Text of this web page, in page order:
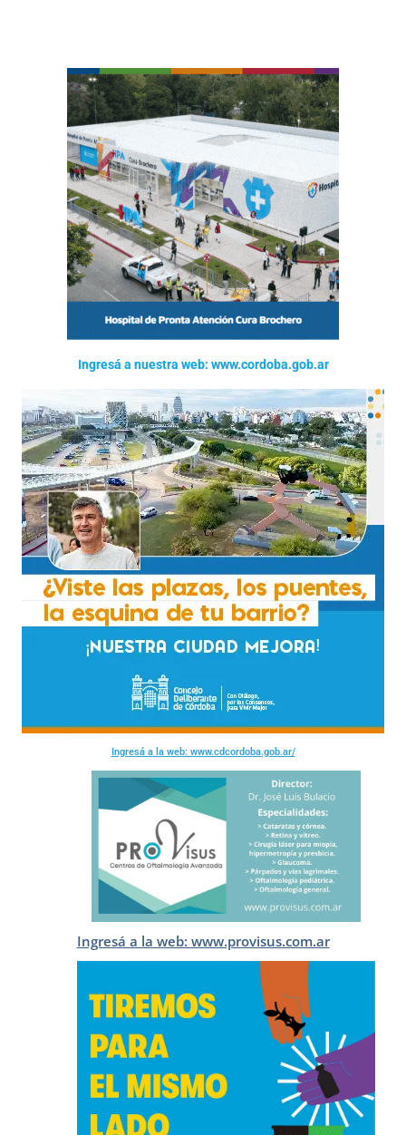
Ingresá a nuestra web: www.cordoba.gob.ar
Ingresá a la web: www.cdcordoba.gob.ar/
Ingresá a la web: www.provisus.com.ar